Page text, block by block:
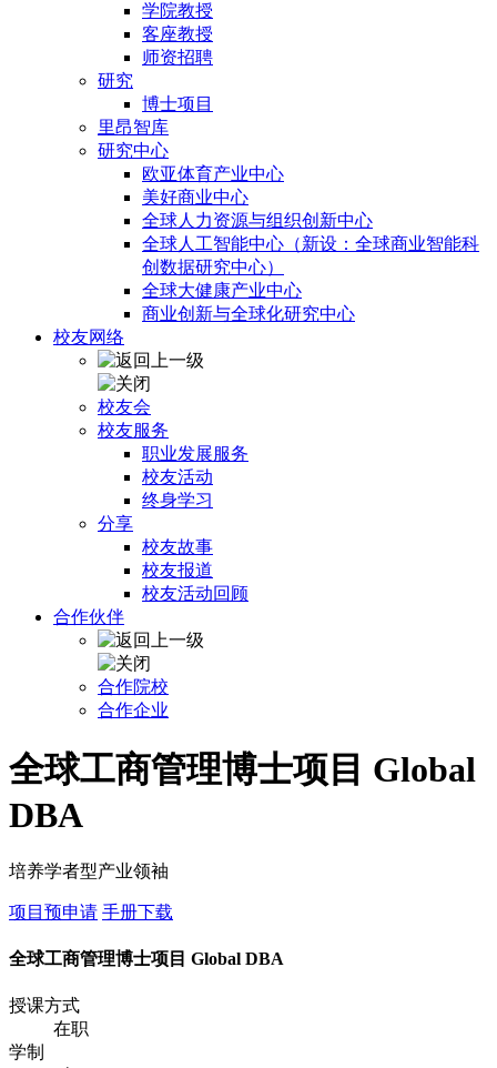
学院教授
客座教授
师资招聘
研究
博士项目
里昂智库
研究中心
欧亚体育产业中心
美好商业中心
全球人力资源与组织创新中心
全球人工智能中心（新设：全球商业智能科
创数据研究中心）
全球大健康产业中心
商业创新与全球化研究中心
校友网络
校友会
校友服务
职业发展服务
校友活动
终身学习
分享
校友故事
校友报道
校友活动回顾
合作伙伴
合作院校
合作企业
全球工商管理博士项目 Global
DBA
培养学者型产业领袖
项目预申请 手册下载
全球工商管理博士项目 Global DBA
授课方式
在职
学制